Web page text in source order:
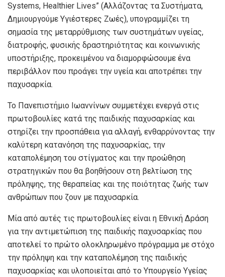
Systems, Healthier Lives” (Αλλάζοντας τα Συστήματα,
Δημιουργούμε Υγιέστερες Ζωές), υπογραμμίζει τη
σημασία της μεταρρύθμισης των συστημάτων υγείας,
διατροφής, φυσικής δραστηριότητας και κοινωνικής
υποστήριξης, προκειμένου να διαμορφώσουμε ένα
περιβάλλον που προάγει την υγεία και αποτρέπει την
παχυσαρκία.
Το Πανεπιστήμιο Ιωαννίνων συμμετέχει ενεργά στις
πρωτοβουλίες κατά της παιδικής παχυσαρκίας και
στηρίζει την προσπάθεια για αλλαγή, ενθαρρύνοντας την
καλύτερη κατανόηση της παχυσαρκίας, την
καταπολέμηση του στίγματος και την προώθηση
στρατηγικών που θα βοηθήσουν στη βελτίωση της
πρόληψης, της θεραπείας και της ποιότητας ζωής των
ανθρώπων που ζουν με παχυσαρκία.
Μία από αυτές τις πρωτοβουλίες είναι η Εθνική Δράση
για την αντιμετώπιση της παιδικής παχυσαρκίας που
αποτελεί το πρώτο ολοκληρωμένο πρόγραμμα με στόχο
την πρόληψη και την καταπολέμηση της παιδικής
παχυσαρκίας και υλοποιείται από το Υπουργείο Υγείας